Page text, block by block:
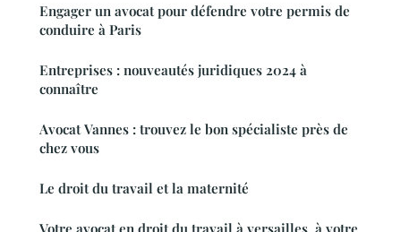
Engager un avocat pour défendre votre permis de
conduire à Paris
Entreprises : nouveautés juridiques 2024 à
connaître
Avocat Vannes : trouvez le bon spécialiste près de
chez vous
Le droit du travail et la maternité
Votre avocat en droit du travail à versailles, à votre